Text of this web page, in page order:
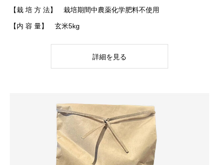
【栽 培 方 法】 栽培期間中農薬化学肥料不使用
【内 容 量】 玄米5kg
詳細を見る